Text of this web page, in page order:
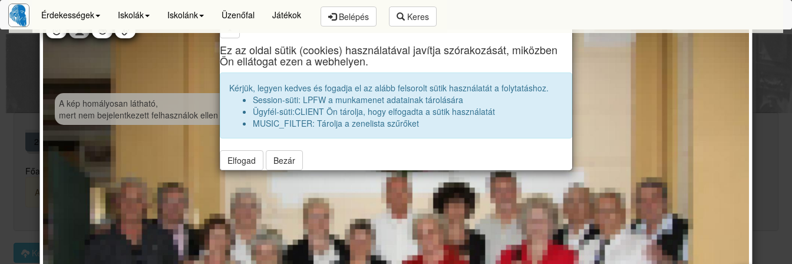
Érdekességek Iskolák Iskolánk Üzenőfal Játékok Belépés Keres
Brassai Sámuel Líceumegykori diákjai
Iskola képek
20
Főalbum
5
Események
7
Kitüntetések
37
Kordokumentumok
21
Médiavisszhang
A képek kicsitt homályosítva vannak, hogy védjük őket és a tartalmukat. Ha szeretnéd teljes felbontásban látni őket, akkor a "Belépés" gomb segítségével jelentkezz be.
Kép feltöltése
A kép homályosan látható,
mert nem bejelentkezett felhasználok ellen védve van.
Ez az oldal sütik (cookies) használatával javítja szórakozását, miközben
Ön ellátogat ezen a webhelyen.
Kérjük, legyen kedves és fogadja el az alább felsorolt sütik használatát a folytatáshoz.
Session-süti: LPFW a munkamenet adatainak tárolására
Ügyfél-süti:CLIENT Ön tárolja, hogy elfogadta a sütik használatát
MUSIC_FILTER: Tárolja a zenelista szűrőket
Elfogad Bezár